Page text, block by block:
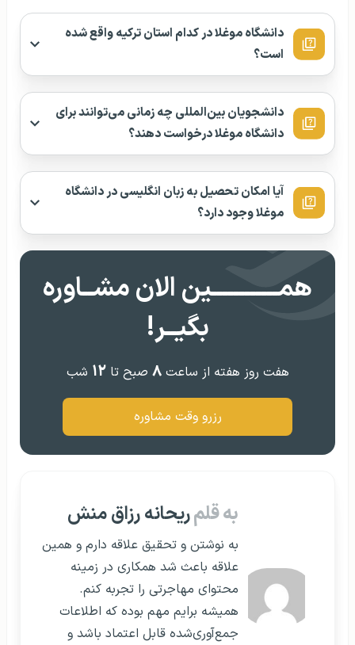
دانشگاه موغلا در کدام استان ترکیه واقع شده
است؟
دانشجویان بین‌المللی چه زمانی می‌توانند برای
دانشگاه موغلا درخواست دهند؟
آیا امکان تحصیل به زبان انگلیسی در دانشگاه
موغلا وجود دارد؟
همــــــــــــین الان مشــاوره
بگیــر!
هفت روز هفته از ساعت۸ صبح تا۱۲ شب
رزرو وقت مشاوره
به قلمریحانه رزاق منش
به نوشتن و تحقیق علاقه دارم و همین
علاقه باعث شد همکاری در زمینه
محتوای مهاجرتی را تجربه کنم.
همیشه برایم مهم بوده که اطلاعات
جمع‌آوری‌شده قابل اعتماد باشد و